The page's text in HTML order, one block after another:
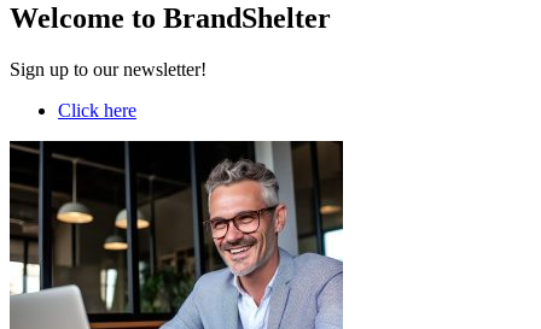
Welcome to BrandShelter
Sign up to our newsletter!
Click here